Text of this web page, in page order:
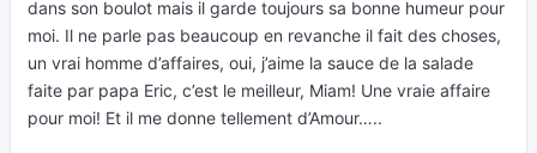
dans son boulot mais il garde toujours sa bonne humeur pour
moi. Il ne parle pas beaucoup en revanche il fait des choses,
un vrai homme d’affaires, oui, j’aime la sauce de la salade
faite par papa Eric, c’est le meilleur, Miam! Une vraie affaire
pour moi! Et il me donne tellement d’Amour…..